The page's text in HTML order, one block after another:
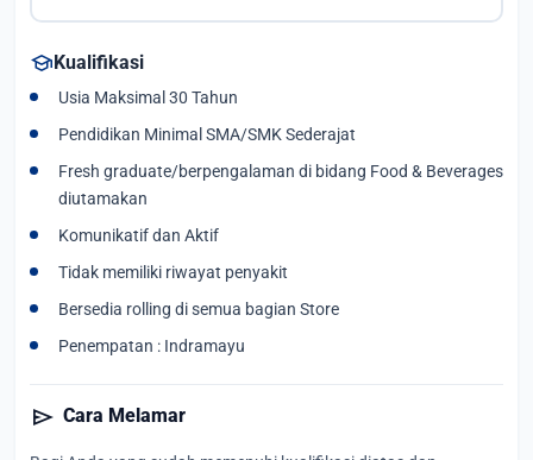
schoolKualifikasi
Usia Maksimal 30 Tahun
Pendidikan Minimal SMA/SMK Sederajat
Fresh graduate/berpengalaman di bidang Food & Beverages
diutamakan
Komunikatif dan Aktif
Tidak memiliki riwayat penyakit
Bersedia rolling di semua bagian Store
Penempatan : Indramayu
send Cara Melamar